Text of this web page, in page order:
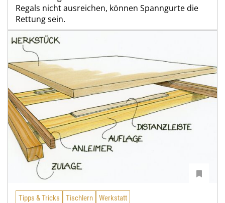
Regals nicht ausreichen, können Spanngurte die
Rettung sein.
Tipps & Tricks Tischlern Werkstatt